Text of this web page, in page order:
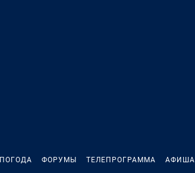
ПОГОДА ФОРУМЫ ТЕЛЕПРОГРАММА АФИША